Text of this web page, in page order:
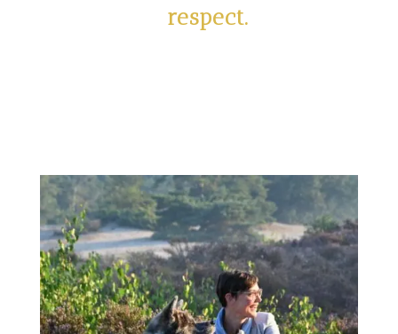
respect.